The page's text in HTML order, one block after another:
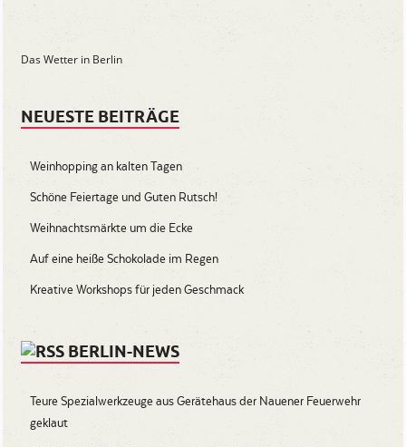
Das Wetter in Berlin
NEUESTE BEITRÄGE
Weinhopping an kalten Tagen
Schöne Feiertage und Guten Rutsch!
Weihnachtsmärkte um die Ecke
Auf eine heiße Schokolade im Regen
Kreative Workshops für jeden Geschmack
BERLIN-NEWS
Teure Spezialwerkzeuge aus Gerätehaus der Nauener Feuerwehr
geklaut